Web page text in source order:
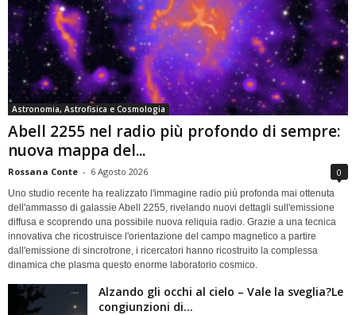
Astronomia, Astrofisica e Cosmologia
Abell 2255 nel radio più profondo di sempre:
nuova mappa del...
Rossana Conte - 6 Agosto 2026 0
Uno studio recente ha realizzato l'immagine radio più profonda mai ottenuta
dell'ammasso di galassie Abell 2255, rivelando nuovi dettagli sull'emissione
diffusa e scoprendo una possibile nuova reliquia radio. Grazie a una tecnica
innovativa che ricostruisce l'orientazione del campo magnetico a partire
dall'emissione di sincrotrone, i ricercatori hanno ricostruito la complessa
dinamica che plasma questo enorme laboratorio cosmico.
Alzando gli occhi al cielo – Vale la sveglia?Le
congiunzioni di...